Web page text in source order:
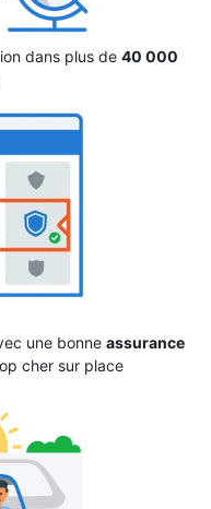
dans plus de 40 000
une bonne assurance
cher sur place